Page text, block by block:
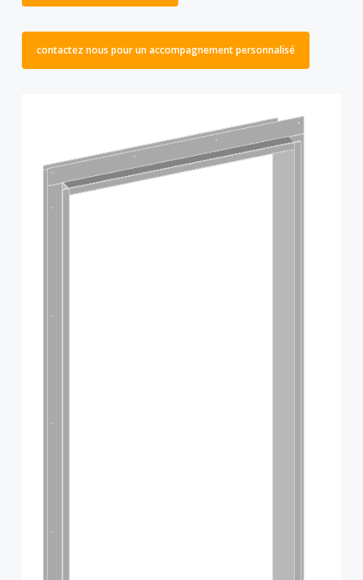
contactez nous pour un accompagnement personnalisé